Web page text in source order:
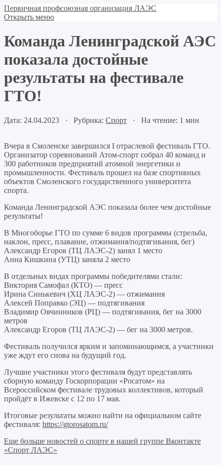
Первичная профсоюзная организация ЛАЭС
Открыть меню
Команда Ленинградской АЭС
показала достойные
результаты на фестивале
ГТО!
Дата: 24.04.2023 · Рубрика: Спорт · На чтение: 1 мин
Вчера в Смоленске завершился I отраслевой фестиваль ГТО.
Организатор соревнований Атом-спорт собрал 40 команд и
300 работников предприятий атомной энергетики и
промышленности. Фестиваль прошел на базе спортивных
объектов Смоленского государственного университета
спорта.
Команда Ленинградской АЭС показала более чем достойные
результаты!
В Многоборье ГТО по сумме 6 видов программы (стрельба,
наклон, пресс, плавание, отжимания/подтягивания, бег)
Александр Егоров (ТЦ ЛАЭС-2) занял 1 место
Анна Кишкина (УТЦ) заняла 2 место
В отдельных видах программы победителями стали:
Виктория Самофал (КТО) — пресс
Ирина Синькевич (ХЦ ЛАЭС-2) — отжимания
Алексей Поправко (ЭЦ) — подтягивания
Владимир Овчинников (РЦ) — подтягивания, бег на 3000
метров
Александр Егоров (ТЦ ЛАЭС-2) — бег на 3000 метров.
Фестиваль получился ярким и запоминающимся, а участники
уже ждут его снова на будущий год.
Лучшие участники этого фестиваля будут представлять
сборную команду Госкорпорации «Росатом» на
Всероссийском фестивале трудовых коллективов, который
пройдёт в Ижевске с 12 по 17 мая.
Итоговые результаты можно найти на официальном сайте
фестиваля: https://gtorosatom.ru/
Еще больше новостей о спорте в нашей группе Вконтакте
«Спорт ЛАЭС»